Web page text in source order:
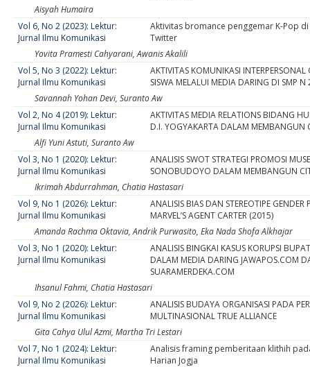
Aisyah Humaira
Vol 6, No 2 (2023): Lektur:
Jurnal Ilmu Komunikasi
Aktivitas bromance penggemar K-Pop
Twitter
Yovita Pramesti Cahyarani, Awanis Akalili
Vol 5, No 3 (2022): Lektur:
Jurnal Ilmu Komunikasi
AKTIVITAS KOMUNIKASI
SISWA MELALUI MEDIA DARING DI SMP N
Savannah Yohan Devi, Suranto Aw
Vol 2, No 4 (2019): Lektur:
Jurnal Ilmu Komunikasi
AKTIVITAS MEDIA RELATIONS BIDANG
D.I. YOGYAKARTA DALAM MEMBANGUN
Alfi Yuni Astuti, Suranto Aw
Vol 3, No 1 (2020): Lektur:
Jurnal Ilmu Komunikasi
ANALISIS SWOT STRATEGI PROMOSI
SONOBUDOYO DALAM MEMBANGUN
Ikrimah Abdurrahman, Chatia Hastasari
Vol 9, No 1 (2026): Lektur:
Jurnal Ilmu Komunikasi
ANALISIS BIAS DAN STEREOTIPE GENDER
MARVEL’S AGENT CARTER (2015)
Amanda Rachma Oktavia, Andrik Purwasito, Eka Nada Shofa Alkhajar
Vol 3, No 1 (2020): Lektur:
Jurnal Ilmu Komunikasi
ANALISIS BINGKAI KASUS KORUPSI
DALAM MEDIA DARING JAWAPOS.COM
SUARAMERDEKA.COM
Ihsanul Fahmi, Chatia Hastasari
Vol 9, No 2 (2026): Lektur:
Jurnal Ilmu Komunikasi
ANALISIS BUDAYA ORGANISASI PADA
MULTINASIONAL TRUE ALLIANCE
Gita Cahya Ulul Azmi, Martha Tri Lestari
Vol 7, No 1 (2024): Lektur:
Jurnal Ilmu Komunikasi
Analisis framing pemberitaan klithih
Harian Jogja